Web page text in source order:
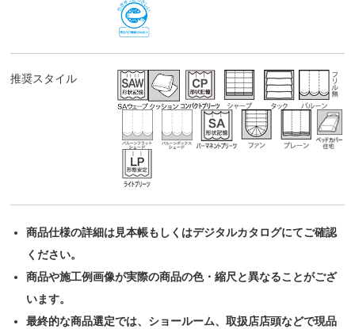
推奨スタイル
商品仕様の詳細は見本帳もしくはデジタルカタログにてご確認
ください。
商品や施工例画像が実際の商品の色・縮尺と異なることがござ
います。
最終的な商品選定では、ショールーム、取扱店店頭などで現品